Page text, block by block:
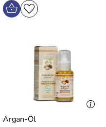
Argan-Öl